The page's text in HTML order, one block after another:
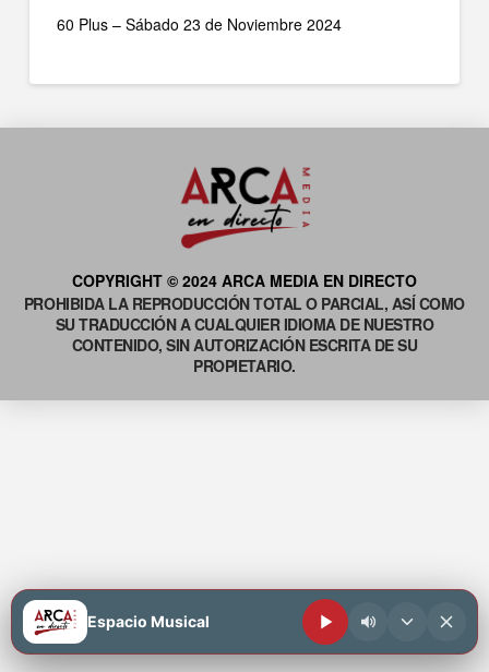
60 Plus – Sábado 23 de Noviembre 2024
COPYRIGHT © 2024 ARCA MEDIA EN DIRECTO
PROHIBIDA LA REPRODUCCIÓN TOTAL O PARCIAL, ASÍ COMO
SU TRADUCCIÓN A CUALQUIER IDIOMA DE NUESTRO
CONTENIDO, SIN AUTORIZACIÓN ESCRITA DE SU
PROPIETARIO.
Espacio Musical